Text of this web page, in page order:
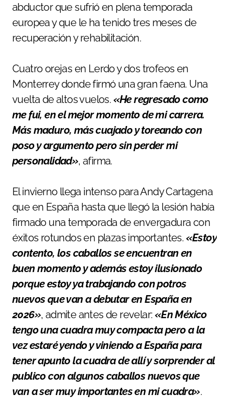
abductor que sufrió en plena temporada
europea y que le ha tenido tres meses de
recuperación y rehabilitación.
Cuatro orejas en Lerdo y dos trofeos en
Monterrey donde firmó una gran faena. Una
vuelta de altos vuelos. «He regresado como
me fui, en el mejor momento de mi carrera.
Más maduro, más cuajado y toreando con
poso y argumento pero sin perder mi
personalidad», afirma.
El invierno llega intenso para Andy Cartagena
que en España hasta que llegó la lesión había
firmado una temporada de envergadura con
éxitos rotundos en plazas importantes. «Estoy
contento, los caballos se encuentran en
buen momento y además estoy ilusionado
porque estoy ya trabajando con potros
nuevos que van a debutar en España en
2026», admite antes de revelar: «En México
tengo una cuadra muy compacta pero a la
vez estaré yendo y viniendo a España para
tener apunto la cuadra de allí y sorprender al
publico con algunos caballos nuevos que
van a ser muy importantes en mi cuadra».